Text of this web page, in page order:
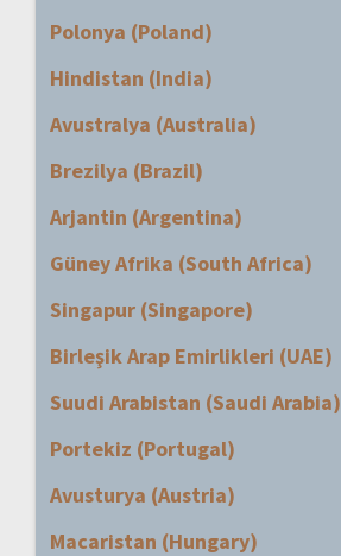
Polonya (Poland)
Hindistan (India)
Avustralya (Australia)
Brezilya (Brazil)
Arjantin (Argentina)
Güney Afrika (South Africa)
Singapur (Singapore)
Birleşik Arap Emirlikleri (UAE)
Suudi Arabistan (Saudi Arabia)
Portekiz (Portugal)
Avusturya (Austria)
Macaristan (Hungary)